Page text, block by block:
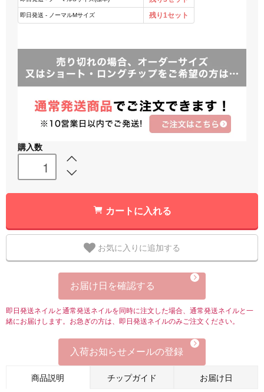
購入数
カートに入れる
お気に入りに追加する
お届け日を確認する
即日発送ネイルと通常発送ネイルを同時に注文した場合、通常発送ネイルと一
緒にお届けします。お急ぎの方は、即日発送ネイルのみご注文ください。
入荷お知らせメールの登録
商品説明 チップガイド お届け日